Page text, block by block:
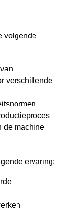
volgende
verschillende
de machine
ervaring: